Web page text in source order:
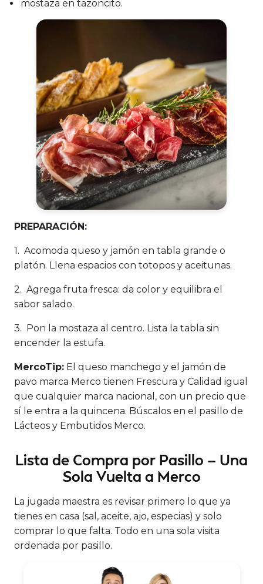
mostaza en tazoncito.
PREPARACIÓN:
1. Acomoda queso y jamón en tabla grande o
platón. Llena espacios con totopos y aceitunas.
2. Agrega fruta fresca: da color y equilibra el
sabor salado.
3. Pon la mostaza al centro. Lista la tabla sin
encender la estufa.
MercoTip: El queso manchego y el jamón de
pavo marca Merco tienen Frescura y Calidad igual
que cualquier marca nacional, con un precio que
sí le entra a la quincena. Búscalos en el pasillo de
Lácteos y Embutidos Merco.
Lista de Compra por Pasillo — Una
Sola Vuelta a Merco
La jugada maestra es revisar primero lo que ya
tienes en casa (sal, aceite, ajo, especias) y solo
comprar lo que falta. Todo en una sola visita
ordenada por pasillo.